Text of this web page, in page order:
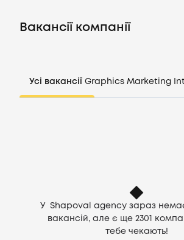
Вакансії компанії
Усі вакансії Graphics Marketing
У Shapoval agency зараз
вакансій, але є ще 2301
тебе чекають!